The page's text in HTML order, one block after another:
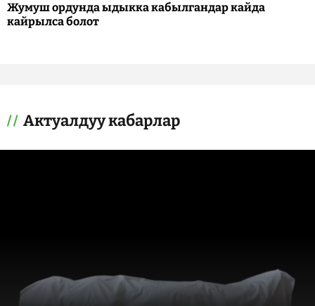
Жумуш ордунда ыдыкка кабылгандар кайда
кайрылса болот
Актуалдуу кабарлар